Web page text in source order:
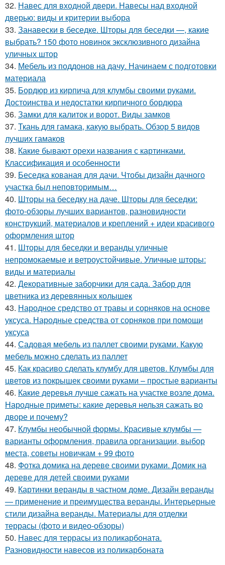
32. Навес для входной двери. Навесы над входной
дверью: виды и критерии выбора
33. Занавески в беседке. Шторы для беседки —, какие
выбрать? 150 фото новинок эксклюзивного дизайна
уличных штор
34. Мебель из поддонов на дачу. Начинаем с подготовки
материала
35. Бордюр из кирпича для клумбы своими руками.
Достоинства и недостатки кирпичного бордюра
36. Замки для калиток и ворот. Виды замков
37. Ткань для гамака, какую выбрать. Обзор 5 видов
лучших гамаков
38. Какие бывают орехи названия с картинками.
Классификация и особенности
39. Беседка кованая для дачи. Чтобы дизайн дачного
участка был неповторимым…
40. Шторы на беседку на даче. Шторы для беседки:
фото-обзоры лучших вариантов, разновидности
конструкций, материалов и креплений + идеи красивого
оформления штор
41. Шторы для беседки и веранды уличные
непромокаемые и ветроустойчивые. Уличные шторы:
виды и материалы
42. Декоративные заборчики для сада. Забор для
цветника из деревянных колышек
43. Народное средство от травы и сорняков на основе
уксуса. Народные средства от сорняков при помощи
уксуса
44. Садовая мебель из паллет своими руками. Какую
мебель можно сделать из паллет
45. Как красиво сделать клумбу для цветов. Клумбы для
цветов из покрышек своими руками – простые варианты
46. Какие деревья лучше сажать на участке возле дома.
Народные приметы: какие деревья нельзя сажать во
дворе и почему?
47. Клумбы необычной формы. Красивые клумбы —
варианты оформления, правила организации, выбор
места, советы новичкам + 99 фото
48. Фотка домика на дереве своими руками. Домик на
дереве для детей своими руками
49. Картинки веранды в частном доме. Дизайн веранды
— применение и преимущества веранды. Интерьерные
стили дизайна веранды. Материалы для отделки
террасы (фото и видео-обзоры)
50. Навес для террасы из поликарбоната.
Разновидности навесов из поликарбоната